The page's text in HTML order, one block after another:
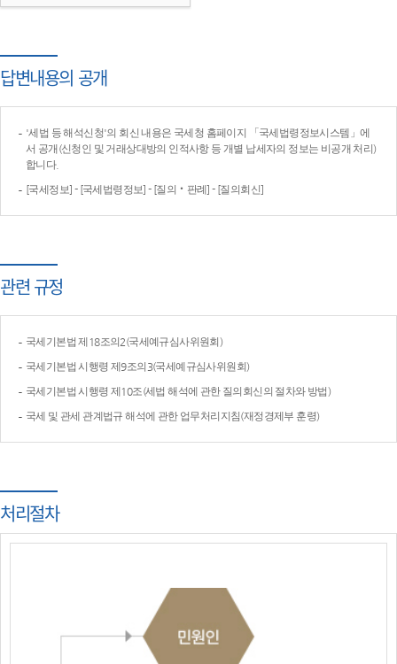
답변내용의 공개
'세법 등 해석신청'의 회신 내용은 국세청 홈페이지 「국세법령정보시스템」에
서 공개(신청인 및 거래상대방의 인적사항 등 개별 납세자의 정보는 비공개 처리)
합니다.
[국세정보] - [국세법령정보] - [질의‧판례] - [질의회신]
관련 규정
국세기본법 제18조의2(국세예규심사위원회)
국세기본법 시행령 제9조의3(국세예규심사위원회)
국세기본법 시행령 제10조(세법 해석에 관한 질의회신의 절차와 방법)
국세 및 관세 관계법규 해석에 관한 업무처리지침(재정경제부 훈령)
처리절차